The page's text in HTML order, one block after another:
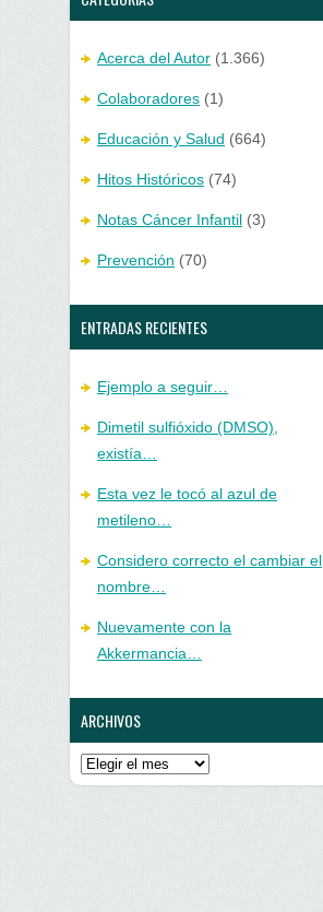
Acerca del Autor (1.366)
Colaboradores (1)
Educación y Salud (664)
Hitos Históricos (74)
Notas Cáncer Infantil (3)
Prevención (70)
ENTRADAS RECIENTES
Ejemplo a seguir…
Dimetil sulfióxido (DMSO),
existía…
Esta vez le tocó al azul de
metileno…
Considero correcto el cambiar el
nombre…
Nuevamente con la
Akkermancia…
ARCHIVOS
Archivos